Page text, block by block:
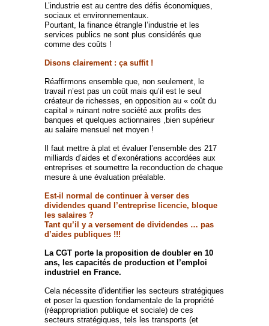
L’industrie est au centre des défis économiques,
sociaux et environnementaux.
Pourtant, la finance étrangle l’industrie et les
services publics ne sont plus considérés que
comme des coûts !
Disons clairement : ça suffit !
Réaffirmons ensemble que, non seulement, le
travail n’est pas un coût mais qu’il est le seul
créateur de richesses, en opposition au « coût du
capital » ruinant notre société aux profits des
banques et quelques actionnaires ,bien supérieur
au salaire mensuel net moyen !
Il faut mettre à plat et évaluer l’ensemble des 217
milliards d’aides et d’exonérations accordées aux
entreprises et soumettre la reconduction de chaque
mesure à une évaluation préalable.
Est-il normal de continuer à verser des
dividendes quand l’entreprise licencie, bloque
les salaires ?
Tant qu’il y a versement de dividendes … pas
d’aides publiques !!!
La CGT porte la proposition de doubler en 10
ans, les capacités de production et l’emploi
industriel en France.
Cela nécessite d’identifier les secteurs stratégiques
et poser la question fondamentale de la propriété
(réappropriation publique et sociale) de ces
secteurs stratégiques, tels les transports (et